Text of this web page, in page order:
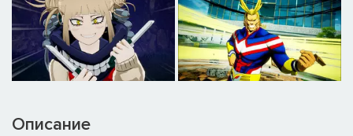
Описание